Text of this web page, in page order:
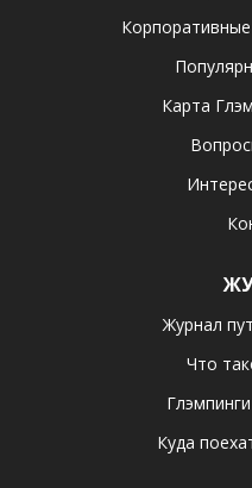
Карта
Журнал
Что
Куда